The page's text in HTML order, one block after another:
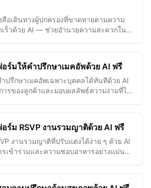
อเดินทางผู้ปกครองที่ขาดหายตามความ
เร็วด้วย AI — ช่วยอำนวยความสะดวกใน
อร์มให้คำปรึกษาเมคอัพด้วย AI ฟรี
ปรึกษาเมคอัพเฉพาะบุคคลได้ทันทีด้วย AI
ารของลูกค้าและมอบผลลัพธ์ความงามที่ไร้
อร์ม RSVP งานรวมญาติด้วย AI ฟรี
งานรวมญาติที่ปรับแต่งได้ง่าย ๆ ด้วย AI
เข้าร่วมและความชอบอาหารอย่างแม่นยำ